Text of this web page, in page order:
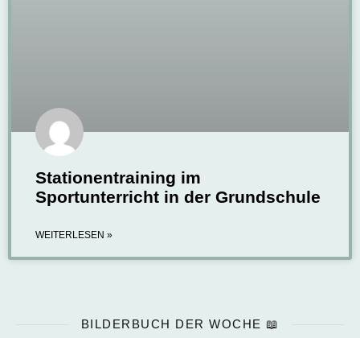
Stationentraining im
Sportunterricht in der Grundschule
WEITERLESEN »
BILDERBUCH DER WOCHE 📖